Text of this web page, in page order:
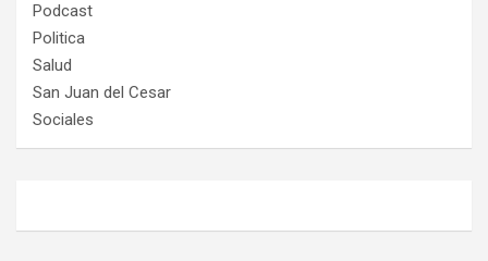
Podcast
Politica
Salud
San Juan del Cesar
Sociales